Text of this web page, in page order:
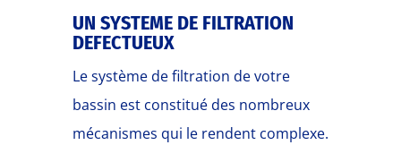
UN SYSTEME DE FILTRATION
DEFECTUEUX
Le système de filtration de votre
bassin est constitué des nombreux
mécanismes qui le rendent complexe.